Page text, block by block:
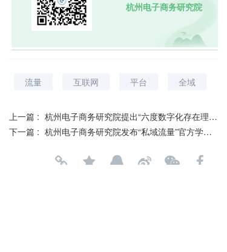
杭州电子商务研究院
流量 互联网 平台 全域
上一篇 : 杭州电子商务研究院提出“六度数字化存在理论”新概念
下一篇 : 杭州电子商务研究院发布“私域流量”官方学术定义